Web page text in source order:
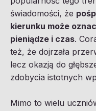
świadomości, że
kierunku może
pieniądze i czas.
też, że dojrzała
lecz okazją do
zdobycia istotnych
Mimo to wielu